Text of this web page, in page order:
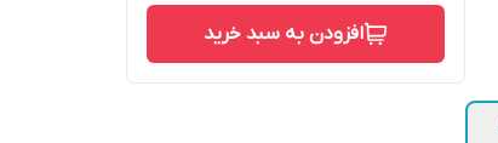
افزودن به سبد خرید